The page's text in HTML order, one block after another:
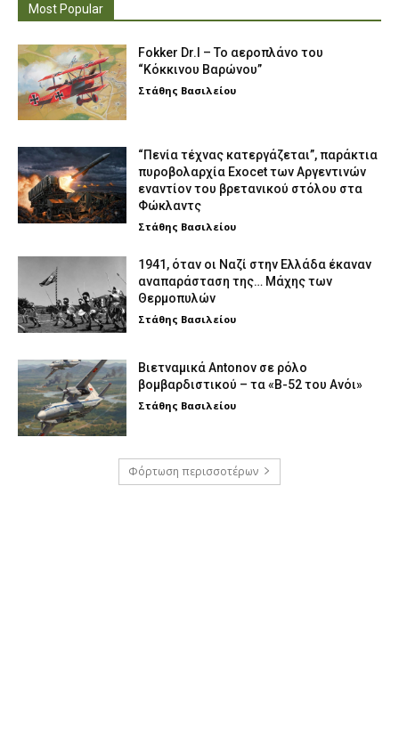
Most Popular
Fokker Dr.I – To αεροπλάνο του
“Κόκκινου Βαρώνου”
Στάθης Βασιλείου
“Πενία τέχνας κατεργάζεται”, παράκτια
πυροβολαρχία Exocet των Αργεντινών
εναντίον του βρετανικού στόλου στα
Φώκλαντς
Στάθης Βασιλείου
1941, όταν οι Ναζί στην Ελλάδα έκαναν
αναπαράσταση της… Μάχης των
Θερμοπυλών
Στάθης Βασιλείου
Βιετναμικά Antonov σε ρόλο
βομβαρδιστικού – τα «Β-52 του Ανόι»
Στάθης Βασιλείου
Φόρτωση περισσοτέρων